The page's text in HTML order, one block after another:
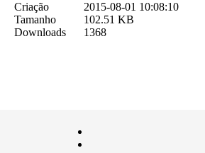
Criação
Tamanho
Downloads
2015-08-01 10:08:10
102.51 KB
1368